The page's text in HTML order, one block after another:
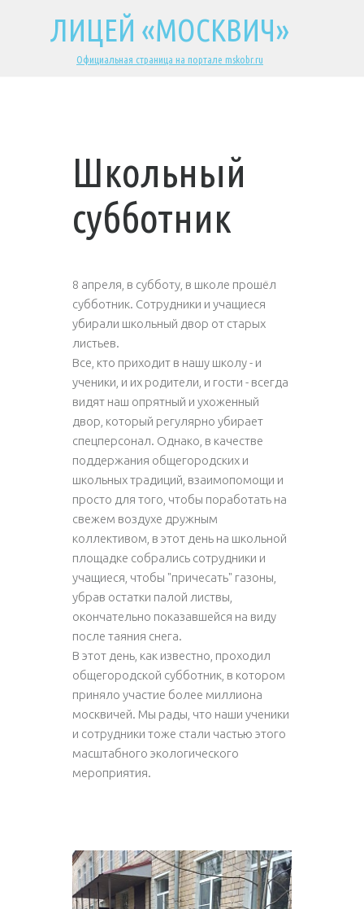
ЛИЦЕЙ «МОСКВИЧ»
Официальная страница на портале mskobr.ru
Школьный
субботник
8 апреля, в субботу, в школе прошёл
субботник. Сотрудники и учащиеся
убирали школьный двор от старых
листьев.
Все, кто приходит в нашу школу - и
ученики, и их родители, и гости - всегда
видят наш опрятный и ухоженный
двор, который регулярно убирает
спецперсонал. Однако, в качестве
поддержания общегородских и
школьных традиций, взаимопомощи и
просто для того, чтобы поработать на
свежем воздухе дружным
коллективом, в этот день на школьной
площадке собрались сотрудники и
учащиеся, чтобы "причесать" газоны,
убрав остатки палой листвы,
окончательно показавшейся на виду
после таяния снега.
В этот день, как известно, проходил
общегородской субботник, в котором
приняло участие более миллиона
москвичей. Мы рады, что наши ученики
и сотрудники тоже стали частью этого
масштабного экологического
мероприятия.